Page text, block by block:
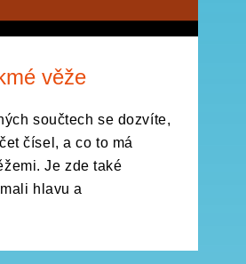
věže
součtech se dozvíte,
čísel, a co to má
Je zde také
hlavu a